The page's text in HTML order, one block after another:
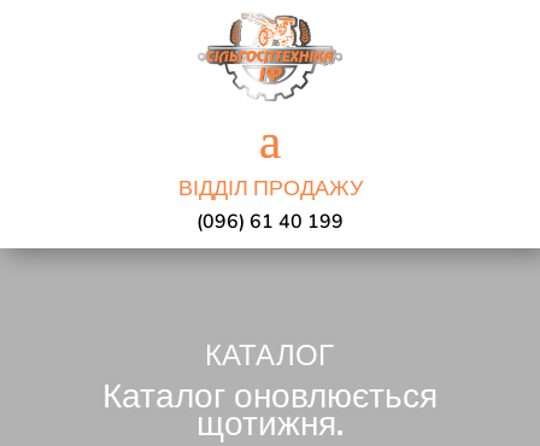
ВІДДІЛ ПРОДАЖУ
(096) 61 40 199
КАТАЛОГ
Каталог оновлюється
щотижня.